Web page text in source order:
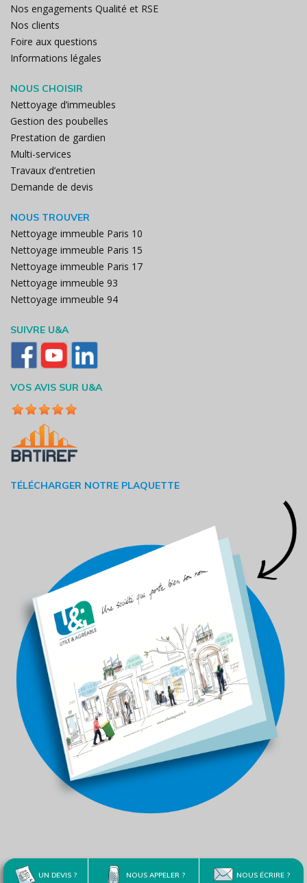
UN DEVIS ? NOUS APPELER ? NOUS ÉCRIRE ?
Nos engagements Qualité et RSE
Nos clients
Foire aux questions
Informations légales
NOUS CHOISIR
Nettoyage d’immeubles
Gestion des poubelles
Prestation de gardien
Multi-services
Travaux d’entretien
Demande de devis
NOUS TROUVER
Nettoyage immeuble Paris 10
Nettoyage immeuble Paris 15
Nettoyage immeuble Paris 17
Nettoyage immeuble 93
Nettoyage immeuble 94
SUIVRE U&A
VOS AVIS SUR U&A
TÉLÉCHARGER NOTRE PLAQUETTE